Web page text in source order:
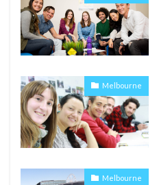
Melbourne
Melbourne